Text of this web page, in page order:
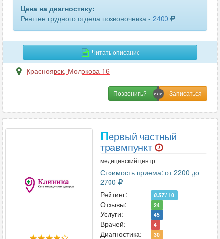
Цена на диагностику:
Рентген грудного отдела позвоночника - 2400
Читать описание
Красноярск, Молокова 16
Позвонить?
Первый частный
травмпункт
медицинский центр
Стоимость приема: от 2200 до
2700
Рейтинг:
8.57/ 10
Отзывы: 24
Услуги: 45
Врачей: 4
Диагностика: 30